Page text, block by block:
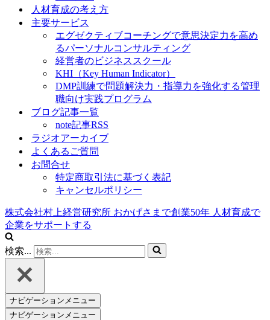
人材育成の考え方
主要サービス
エグゼクティブコーチングで意思決定力を高め
るパーソナルコンサルティング
経営者のビジネススクール
KHI（Key Human Indicator）
DMP訓練で問題解決力・指導力を強化する管理
職向け実践プログラム
ブログ記事一覧
note記事RSS
ラジオアーカイブ
よくあるご質問
お問合せ
特定商取引法に基づく表記
キャンセルポリシー
株式会社村上経営研究所 おかげさまで創業50年 人材育成で
企業をサポートする
検索...
ナビゲーションメニュー
ナビゲーションメニュー